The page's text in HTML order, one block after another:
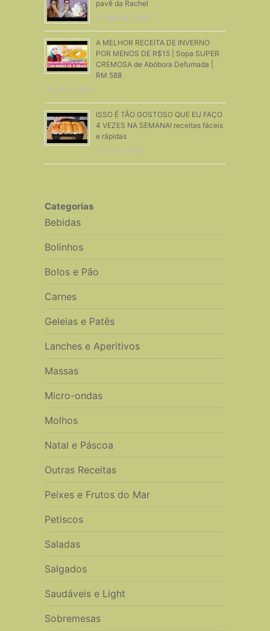
pavê da Rachel
29 Agosto, 2019
A MELHOR RECEITA DE INVERNO
POR MENOS DE R$15 | Sopa SUPER
CREMOSA de Abóbora Defumada |
RM 588
16 Julho, 2020
ISSO É TÃO GOSTOSO QUE EU FAÇO
4 VEZES NA SEMANA! receitas fáceis
e rápidas
25 Julho, 2023
Categorias
Bebidas
Bolinhos
Bolos e Pão
Carnes
Geleias e Patês
Lanches e Aperitivos
Massas
Micro-ondas
Molhos
Natal e Páscoa
Outras Receitas
Peixes e Frutos do Mar
Petiscos
Saladas
Salgados
Saudáveis e Light
Sobremesas